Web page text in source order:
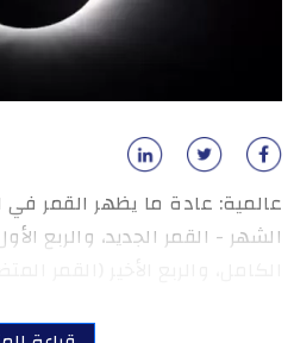
عالمية: عادة ما يظهر القمر في
الشهر - القمر الجديد، والربع